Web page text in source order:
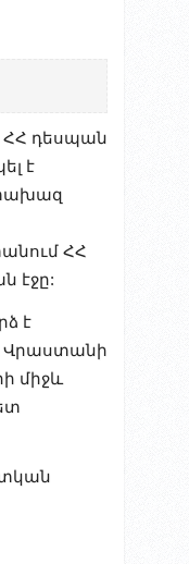
ՀՀ դեսպան
է
ՀՀ
էջը:
է
Վրաստանի
միջև